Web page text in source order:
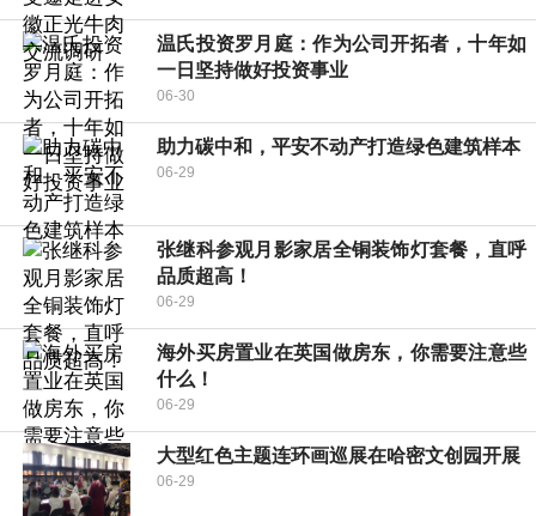
温氏投资罗月庭：作为公司开拓者，十年如
一日坚持做好投资事业
06-30
助力碳中和，平安不动产打造绿色建筑样本
06-29
张继科参观月影家居全铜装饰灯套餐，直呼
品质超高！
06-29
海外买房置业在英国做房东，你需要注意些
什么！
06-29
大型红色主题连环画巡展在哈密文创园开展
06-29